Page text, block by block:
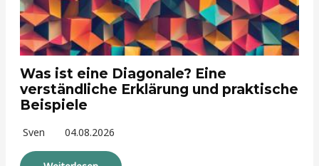
Was ist eine Diagonale? Eine
verständliche Erklärung und praktische
Beispiele
Sven 04.08.2026